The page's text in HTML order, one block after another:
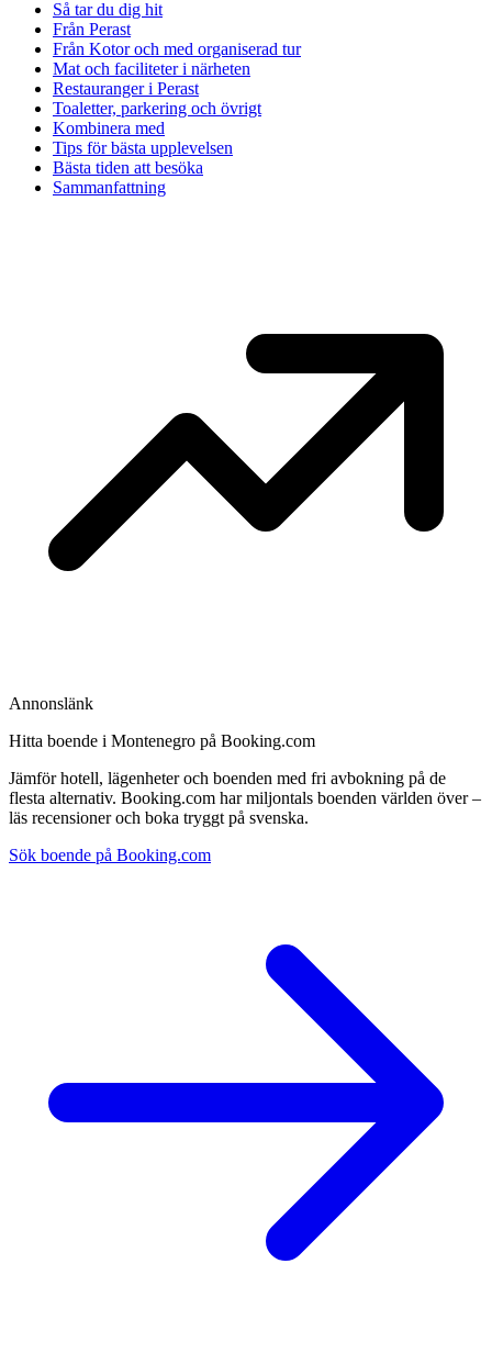
Så tar du dig hit
Från Perast
Från Kotor och med organiserad tur
Mat och faciliteter i närheten
Restauranger i Perast
Toaletter, parkering och övrigt
Kombinera med
Tips för bästa upplevelsen
Bästa tiden att besöka
Sammanfattning
Annonslänk
Hitta boende i Montenegro på Booking.com
Jämför hotell, lägenheter och boenden med fri avbokning på de
flesta alternativ. Booking.com har miljontals boenden världen över –
läs recensioner och boka tryggt på svenska.
Sök boende på Booking.com